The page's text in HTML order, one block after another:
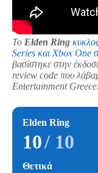
To Elden Ring
Series και Xbox One
βασίστηκε στην
review code που
Entertainment Greece.
Elden Ring
10/ 10
Θετικά